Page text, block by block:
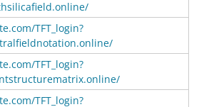
TFT_login?
TFT_login?
TFT_login?